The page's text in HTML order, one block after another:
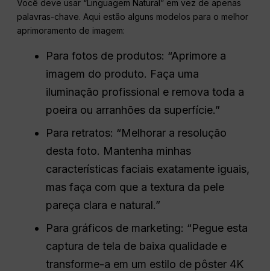
Você deve usar “Linguagem Natural” em vez de apenas
palavras-chave. Aqui estão alguns modelos para o melhor
aprimoramento de imagem:
Para fotos de produtos: “Aprimore a
imagem do produto. Faça uma
iluminação profissional e remova toda a
poeira ou arranhões da superfície.”
Para retratos: “Melhorar a resolução
desta foto. Mantenha minhas
características faciais exatamente iguais,
mas faça com que a textura da pele
pareça clara e natural.”
Para gráficos de marketing: “Pegue esta
captura de tela de baixa qualidade e
transforme-a em um estilo de pôster 4K